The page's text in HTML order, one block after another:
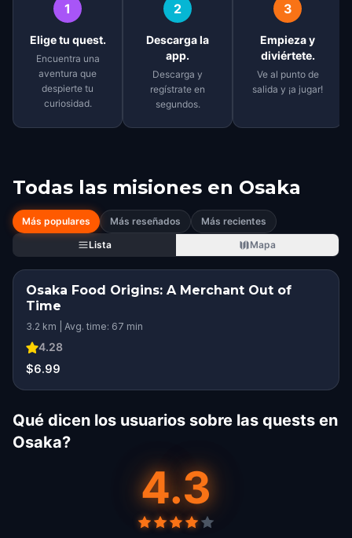
1
Elige tu quest.
Encuentra una
aventura que
despierte tu
curiosidad.
2
Descarga la
app.
Descarga y
regístrate en
segundos.
3
Empieza y
diviértete.
Ve al punto de
salida y ¡a jugar!
Todas las misiones en Osaka
Más populares Más reseñados
Más recientes
Lista
Mapa
Osaka Food Origins: A Merchant Out of
Time
3.2 km | Avg. time: 67 min
4.28
$6.99
Qué dicen los usuarios sobre las quests en
Osaka?
4.3